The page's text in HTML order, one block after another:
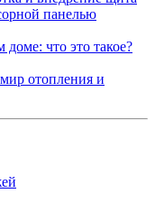
панелью
что это такое?
отопления и